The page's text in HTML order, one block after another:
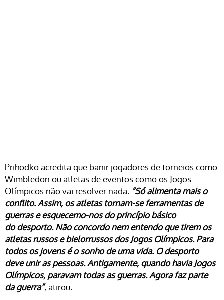
Prihodko acredita que banir jogadores de torneios como
Wimbledon ou atletas de eventos como os Jogos
Olímpicos não vai resolver nada. “Só alimenta mais o
conflito. Assim, os atletas tornam-se ferramentas de
guerras e esquecemo-nos do princípio básico
do desporto. Não concordo nem entendo que tirem os
atletas russos e bielorrussos dos Jogos Olímpicos. Para
todos os jovens é o sonho de uma vida. O desporto
deve unir as pessoas. Antigamente, quando havia Jogos
Olímpicos, paravam todas as guerras. Agora faz parte
da guerra”, atirou.